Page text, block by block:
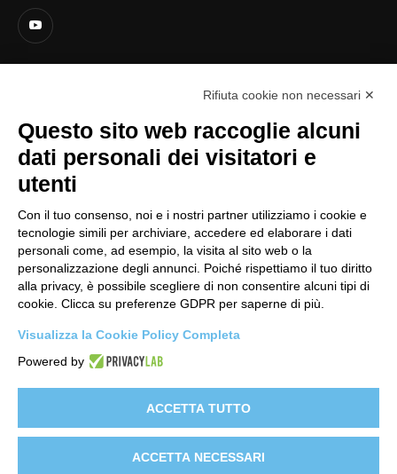
Menu
Home
Shop
Video
Contattaci
Informativa Fornitori
Clienti e-commerce
Rifiuta cookie non necessari ✕
Questo sito web raccoglie alcuni
dati personali dei visitatori e
utenti
Con il tuo consenso, noi e i nostri partner utilizziamo i cookie e
tecnologie simili per archiviare, accedere ed elaborare i dati
personali come, ad esempio, la visita al sito web o la
personalizzazione degli annunci. Poiché rispettiamo il tuo diritto
alla privacy, è possibile scegliere di non consentire alcuni tipi di
cookie. Clicca su preferenze GDPR per saperne di più.
Visualizza la Cookie Policy Completa
Powered by
ACCETTA TUTTO
ACCETTA NECESSARI